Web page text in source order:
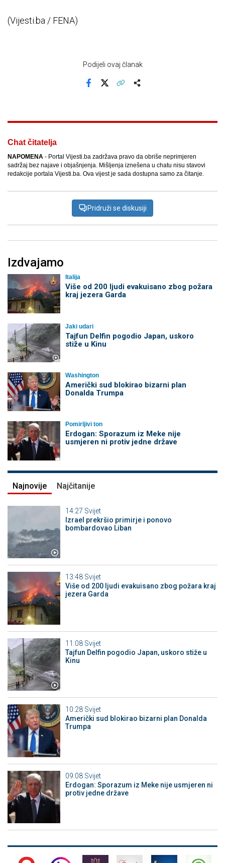
(Vijesti.ba / FENA)
Podijeli ovaj članak
Chat čitatelja
NAPOMENA - Portal Vijesti.ba zadržava pravo da obriše neprimjeren
sadržaj bez najave i objašnjenja. Mišljenja iznešena u chatu nisu stavovi
redakcije portala Vijesti.ba. Ova vijest je sada dostupna samo za čitanje.
Pridruži se diskusiji
Izdvajamo
Italija
Više od 200 ljudi evakuisano zbog požara
kraj jezera Garda
Jaki udari
Tajfun Delfin pogodio Japan, uskoro
stiže u Kinu
Washington
Američki sud blokirao bizarni plan
Donalda Trumpa
Pomirljivi ton
Erdogan: Sporazum iz Meke nije
usmjeren ni protiv jedne države
Najnovije Najčitanije
14:27 Svijet
Izrael prekršio primirje i ponovo
bombardovao Liban
13:48 Svijet
Više od 200 ljudi evakuisano zbog požara kraj
jezera Garda
11:08 Svijet
Tajfun Delfin pogodio Japan, uskoro stiže u
Kinu
10:28 Svijet
Američki sud blokirao bizarni plan Donalda
Trumpa
09:08 Svijet
Erdogan: Sporazum iz Meke nije usmjeren ni
protiv jedne države